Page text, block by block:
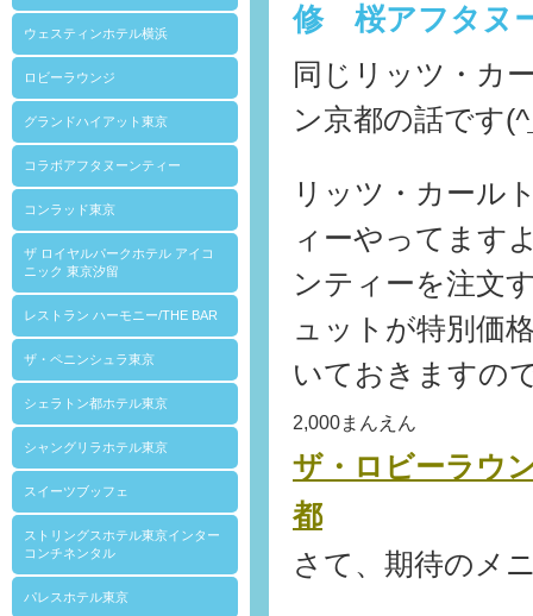
ウェスティンホテル横浜
ロビーラウンジ
グランドハイアット東京
コラボアフタヌーンティー
コンラッド東京
ザ ロイヤルパークホテル アイコ
ニック 東京汐留
レストラン ハーモニー/THE BAR
ザ・ペニンシュラ東京
シェラトン都ホテル東京
シャングリラホテル東京
スイーツブッフェ
ストリングスホテル東京インター
コンチネンタル
パレスホテル東京
修 桜アフタヌ
同じリッツ・カ
ン京都の話です(
リッツ・カール
ィーやってます
ンティーを注文
ュットが特別価
いておきますの
2,000まんえん
ザ・ロビーラウ
都
さて、期待のメ